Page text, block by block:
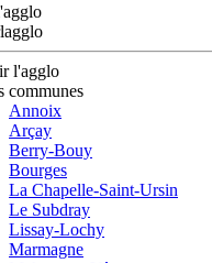
communes
Annoix
Arçay
Berry-Bouy
Bourges
La Chapelle-Saint-Ursin
Le Subdray
Lissay-Lochy
Marmagne